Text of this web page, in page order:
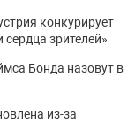
конкурирует
зрителей»
Бонда назовут в
из-за